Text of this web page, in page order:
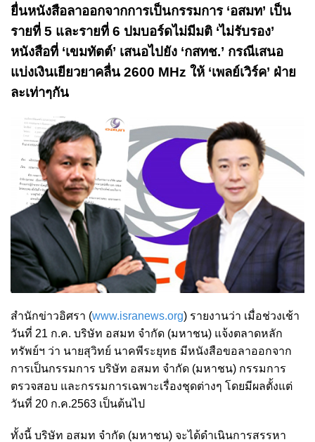
ยื่นหนังสือลาออกจากการเป็นกรรมการ ‘อสมท’ เป็น
รายที่ 5 และรายที่ 6 ปมบอร์ดไม่มีมติ ‘ไม่รับรอง’
หนังสือที่ ‘เขมทัตต์’ เสนอไปยัง ‘กสทช.’ กรณีเสนอ
แบ่งเงินเยียวยาคลื่น 2600 MHz ให้ ‘เพลย์เวิร์ค’ ฝ่าย
ละเท่าๆกัน
สำนักข่าวอิศรา (www.isranews.org) รายงานว่า เมื่อช่วงเช้า
วันที่ 21 ก.ค. บริษัท อสมท จำกัด (มหาชน) แจ้งตลาดหลัก
ทรัพย์ฯ ว่า นายสุวิทย์ นาคพีระยุทธ มีหนังสือขอลาออกจาก
การเป็นกรรมการ บริษัท อสมท จำกัด (มหาชน) กรรมการ
ตรวจสอบ และกรรมการเฉพาะเรื่องชุดต่างๆ โดยมีผลตั้งแต่
วันที่ 20 ก.ค.2563 เป็นต้นไป
ทั้งนี้ บริษัท อสมท จำกัด (มหาชน) จะได้ดำเนินการสรรหา